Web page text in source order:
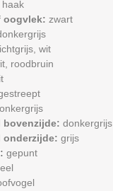
haak
oogvlek: zwart
wit
roodbruin
bovenzijde: donkergrijs
onderzijde: grijs
gepunt